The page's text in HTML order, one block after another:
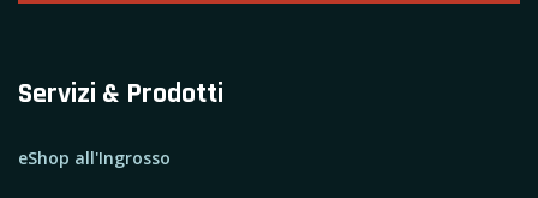
Servizi & Prodotti
eShop all'Ingrosso